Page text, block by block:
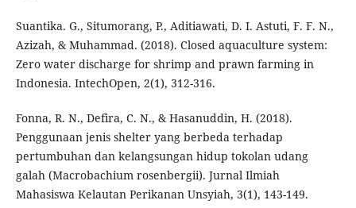
Suantika. G., Situmorang, P., Aditiawati, D. I. Astuti, F. F. N.,
Azizah, & Muhammad. (2018). Closed aquaculture system:
Zero water discharge for shrimp and prawn farming in
Indonesia. IntechOpen, 2(1), 312-316.
Fonna, R. N., Defira, C. N., & Hasanuddin, H. (2018).
Penggunaan jenis shelter yang berbeda terhadap
pertumbuhan dan kelangsungan hidup tokolan udang
galah (Macrobachium rosenbergii). Jurnal Ilmiah
Mahasiswa Kelautan Perikanan Unsyiah, 3(1), 143-149.